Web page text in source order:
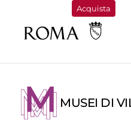
Acquista
MUSEI DI